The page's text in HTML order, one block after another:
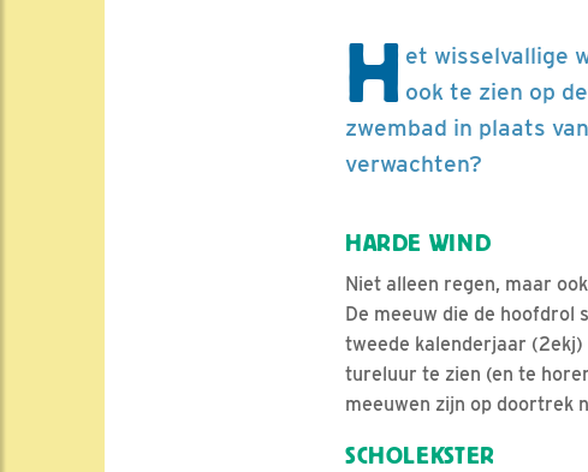
H et wisselvallige
ook te zien op
zwembad in plaats
verwachten?
HARDE WIND
Niet alleen regen, maar
De meeuw die de hoofdrol
tweede kalenderjaar (2ekj)
tureluur te zien (en te
meeuwen zijn op doortrek
SCHOLEKSTER